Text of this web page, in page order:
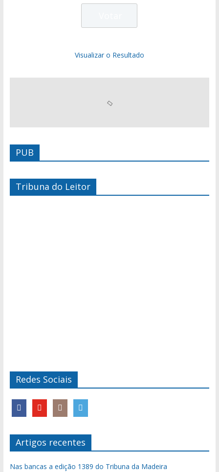
Visualizar o Resultado
PUB
Tribuna do Leitor
Redes Sociais
Artigos recentes
Nas bancas a edição 1389 do Tribuna da Madeira